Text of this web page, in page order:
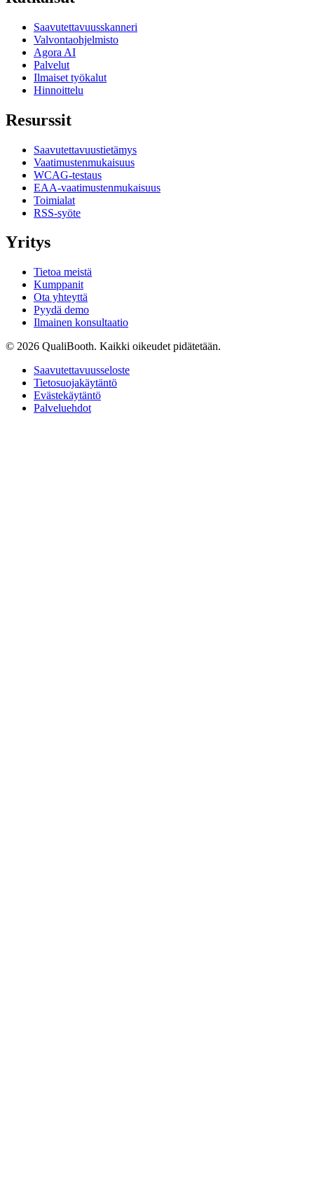
Saavutettavuusskanneri
Valvontaohjelmisto
Agora AI
Palvelut
Ilmaiset työkalut
Hinnoittelu
Resurssit
Saavutettavuustietämys
Vaatimustenmukaisuus
WCAG-testaus
EAA-vaatimustenmukaisuus
Toimialat
RSS-syöte
Yritys
Tietoa meistä
Kumppanit
Ota yhteyttä
Pyydä demo
Ilmainen konsultaatio
© 2026 QualiBooth. Kaikki oikeudet pidätetään.
Saavutettavuusseloste
Tietosuojakäytäntö
Evästekäytäntö
Palveluehdot